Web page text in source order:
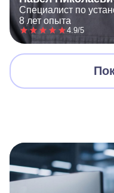
Специалист по
8 лет опыта
4.9/5